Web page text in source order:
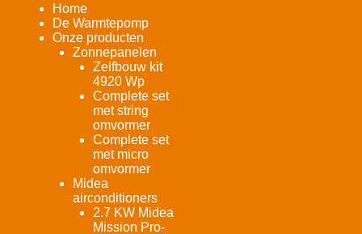
Home
De Warmtepomp
Onze producten
Zonnepanelen
Zelfbouw kit
4920 Wp
Complete set
met string
omvormer
Complete set
met micro
omvormer
Midea
airconditioners
2.7 KW Midea
Mission Pro-